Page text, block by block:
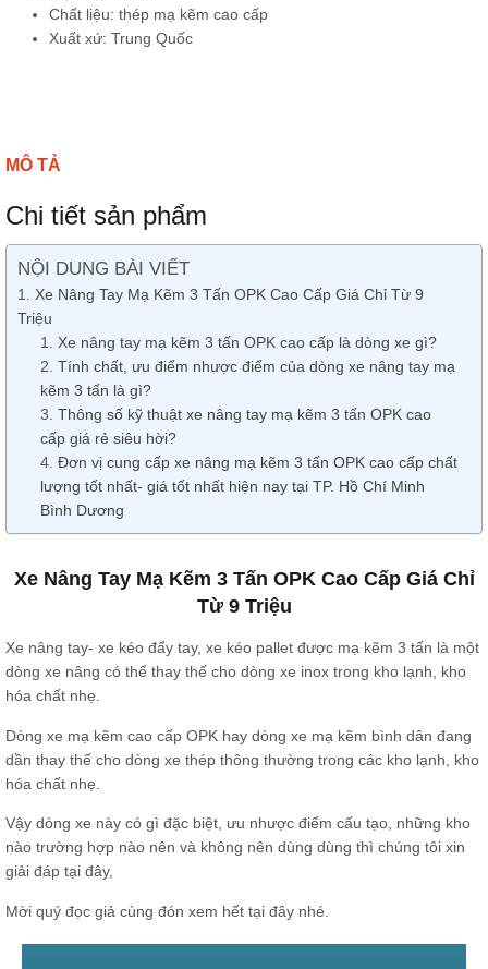
Chất liệu: thép mạ kẽm cao cấp
Xuất xứ: Trung Quốc
MÔ TẢ
Chi tiết sản phẩm
NỘI DUNG BÀI VIẾT
Xe Nâng Tay Mạ Kẽm 3 Tấn OPK Cao Cấp Giá Chỉ Từ 9
Triệu
Xe nâng tay mạ kẽm 3 tấn OPK cao cấp là dòng xe gì?
Tính chất, ưu điểm nhược điểm của dòng xe nâng tay mạ
kẽm 3 tấn là gì?
Thông số kỹ thuật xe nâng tay mạ kẽm 3 tấn OPK cao
cấp giá rẻ siêu hời?
Đơn vị cung cấp xe nâng mạ kẽm 3 tấn OPK cao cấp chất
lượng tốt nhất- giá tốt nhất hiện nay tại TP. Hồ Chí Minh
Bình Dương
Xe Nâng Tay Mạ Kẽm 3 Tấn OPK Cao Cấp Giá Chỉ
Từ 9 Triệu
Xe nâng tay- xe kéo đẩy tay, xe kéo pallet được mạ kẽm 3 tấn là một
dòng xe nâng có thể thay thế cho dòng xe inox trong kho lạnh, kho
hóa chất nhẹ.
Dòng xe mạ kẽm cao cấp OPK hay dòng xe mạ kẽm bình dân đang
dần thay thế cho dòng xe thép thông thường trong các kho lạnh, kho
hóa chất nhẹ.
Vậy dòng xe này có gì đặc biệt, ưu nhược điểm cấu tạo, những kho
nào trường hợp nào nên và không nên dùng dùng thì chúng tôi xin
giải đáp tại đây,
Mời quý đọc giả cùng đón xem hết tại đây nhé.